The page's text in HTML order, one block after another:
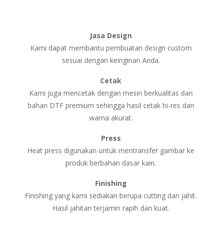
Jasa Design
Kami dapat membantu pembuatan design custom
sesuai dengan keinginan Anda.
Cetak
Kami juga mencetak dengan mesin berkualitas dan
bahan DTF premium sehingga hasil cetak hi-res dan
warna akurat.
Press
Heat press digunakan untuk mentransfer gambar ke
produk berbahan dasar kain.
Finishing
Finishing yang kami sediakan berupa cutting dan jahit.
Hasil jahitan terjamin rapih dan kuat.